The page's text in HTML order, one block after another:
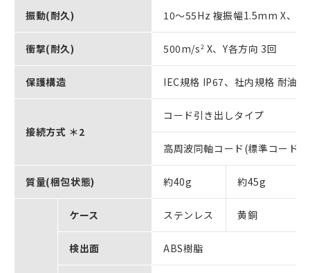
振動(耐久) 10～55Hz 複振幅1.5mm X、Y
衝撃(耐久) 500m/s2 X、Y各方向 3回
保護構造 IEC規格 IP67、社内規格 耐油
接続方式 ＊2
コード引き出しタイプ
高周波同軸コード(標準コード
質量(梱包状態) 約40g 約45g
ケース ステンレス 黄銅
検出面 ABS樹脂